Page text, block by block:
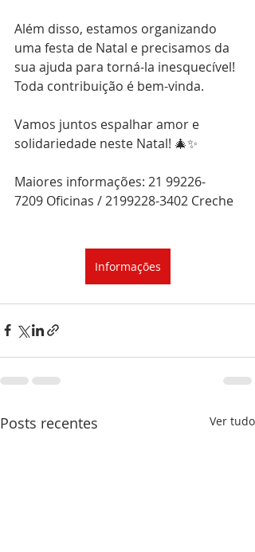
Além disso, estamos organizando
uma festa de Natal e precisamos da
sua ajuda para torná-la inesquecível!
Toda contribuição é bem-vinda.
Vamos juntos espalhar amor e
solidariedade neste Natal! 🎄✨
Maiores informações: 21 99226-
7209 Oficinas / 2199228-3402 Creche
Informações
Posts recentes Ver tudo